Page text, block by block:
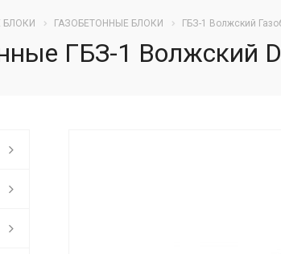
БЛОКИ ГАЗОБЕТОННЫЕ БЛОКИ ГБЗ-1 Волжский
ГБЗ-1 Волжский